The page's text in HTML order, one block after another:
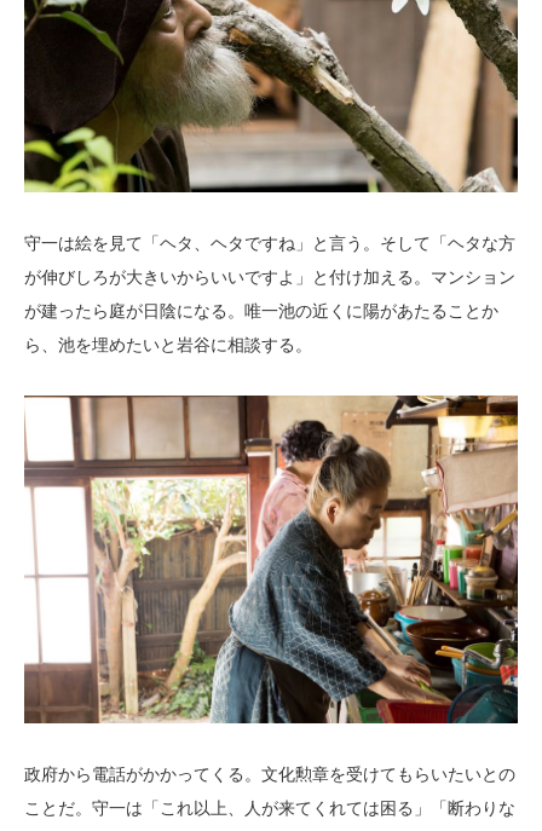
守一は絵を見て「ヘタ、ヘタですね」と言う。そして「ヘタな方
が伸びしろが大きいからいいですよ」と付け加える。マンション
が建ったら庭が日陰になる。唯一池の近くに陽があたることか
ら、池を埋めたいと岩谷に相談する。
政府から電話がかかってくる。文化勲章を受けてもらいたいとの
ことだ。守一は「これ以上、人が来てくれては困る」「断わりな